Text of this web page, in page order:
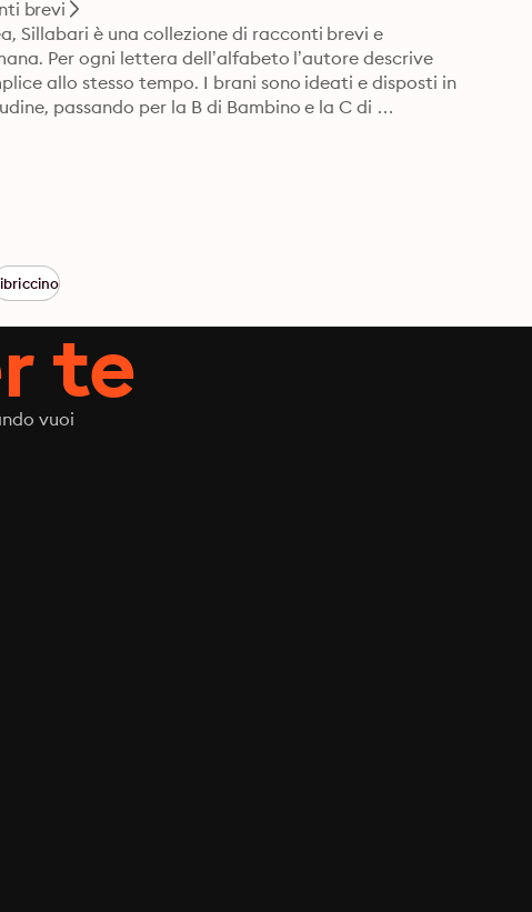
brevi
Sillabari è una collezione di racconti brevi e
Per ogni lettera dell’alfabeto l’autore descrive
allo stesso tempo. I brani sono ideati e disposti in
passando per la B di Bambino e la C di
te
vuoi